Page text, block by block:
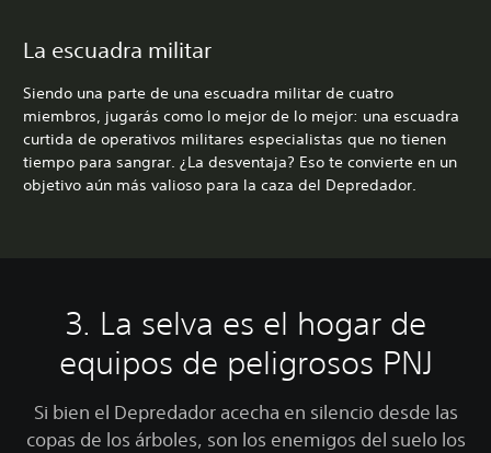
La escuadra militar
Siendo una parte de una escuadra militar de cuatro
miembros, jugarás como lo mejor de lo mejor: una escuadra
curtida de operativos militares especialistas que no tienen
tiempo para sangrar. ¿La desventaja? Eso te convierte en un
objetivo aún más valioso para la caza del Depredador.
3. La selva es el hogar de
equipos de peligrosos PNJ
Si bien el Depredador acecha en silencio desde las
copas de los árboles, son los enemigos del suelo los